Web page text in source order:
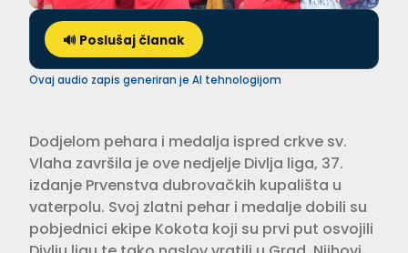
🔊 Poslušaj članak
Ovaj audio zapis generiran je AI tehnologijom
Dodjelom pehara i medalja ispred crkve sv.
Vlaha završila je ove nedjelje Divlja liga, 37.
izdanje Prvenstva dubrovačkih kupališta u
vaterpolu. Svoj zlatni pehar i medalje dobili su
pobjednici ekipe Kokota koji su prvi put osvojili